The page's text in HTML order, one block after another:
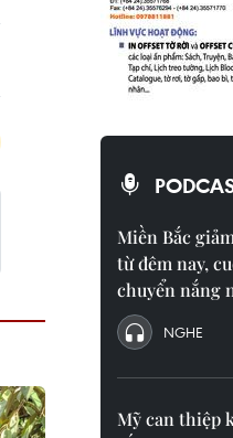
Miền Bắc
từ đêm nay,
chuyển nắng
NGHE
Mỹ can thiệp